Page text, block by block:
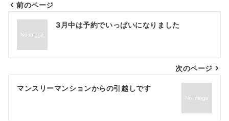
投
ナ
ビ
ゲ
前のページ
3月中は予約でいっぱいになりました
次のページ
マンスリーマンションからの引越しです